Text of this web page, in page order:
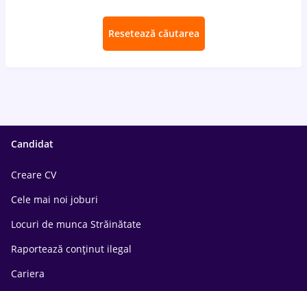
Resetează căutarea
Candidat
Creare CV
Cele mai noi joburi
Locuri de munca Străinătate
Raportează conținut ilegal
Cariera